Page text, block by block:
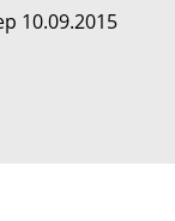
10.09.2015